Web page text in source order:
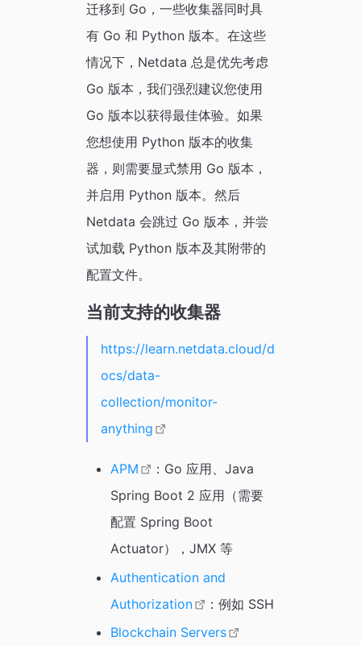
迁移到 Go，一些收集器同时具
有 Go 和 Python 版本。在这些
情况下，Netdata 总是优先考虑
Go 版本，我们强烈建议您使用
Go 版本以获得最佳体验。如果
您想使用 Python 版本的收集
器，则需要显式禁用 Go 版本，
并启用 Python 版本。然后
Netdata 会跳过 Go 版本，并尝
试加载 Python 版本及其附带的
配置文件。
当前支持的收集器
https://learn.netdata.cloud/d
ocs/data-
collection/monitor-
anything
APM
：Go 应用、Java
Spring Boot 2 应用（需要
配置 Spring Boot
Actuator），JMX 等
Authentication and
Authorization
：例如 SSH
Blockchain Servers